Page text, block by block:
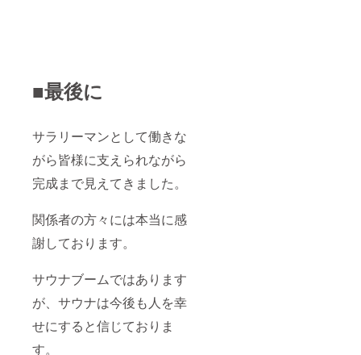
■最後に
サラリーマンとして働きな
がら皆様に支えられながら
完成まで見えてきました。
関係者の方々には本当に感
謝しております。
サウナブームではあります
が、サウナは今後も人を幸
せにすると信じておりま
す。